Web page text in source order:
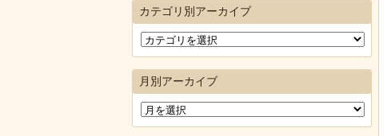
カテゴリ別アーカイブ
月別アーカイブ